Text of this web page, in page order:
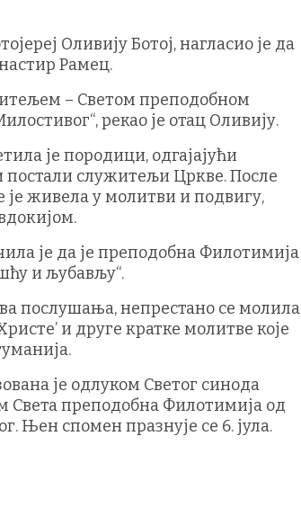
Оливију Ботој, нагласио је да
Рамец.
– Светом преподобном
рекао је отац Оливију.
је породици, одгајајући
постали служитељи Цркве. После
је живела у молитви и подвигу,
је да је преподобна Филотимија
и љубављу“.
послушања, непрестано се молила
и друге кратке молитве које
је одлуком Светог синода
Света преподобна Филотимија од
Њен спомен празнује се 6. јула.